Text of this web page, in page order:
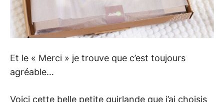
Et le « Merci » je trouve que c’est toujours
agréable…
Voici cette belle petite guirlande que j’ai choisis